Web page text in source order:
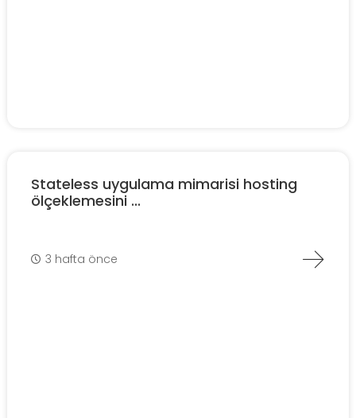
Stateless uygulama mimarisi hosting
ölçeklemesini ...
3 hafta önce